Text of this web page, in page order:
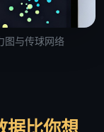
据比你想
图与传球网络